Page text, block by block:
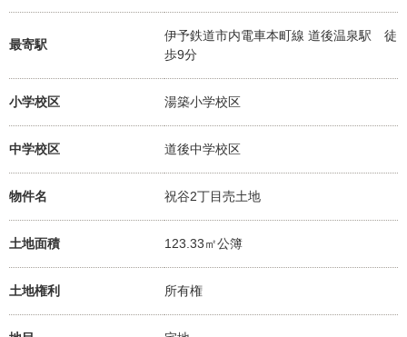
最寄駅
伊予鉄道市内電車本町線 道後温泉駅 徒
歩9分
小学校区 湯築小学校区
中学校区 道後中学校区
物件名 祝谷2丁目売土地
土地面積 123.33㎡公簿
土地権利 所有権